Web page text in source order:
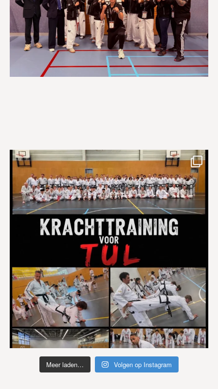
Meer laden… Volgen op Instagram